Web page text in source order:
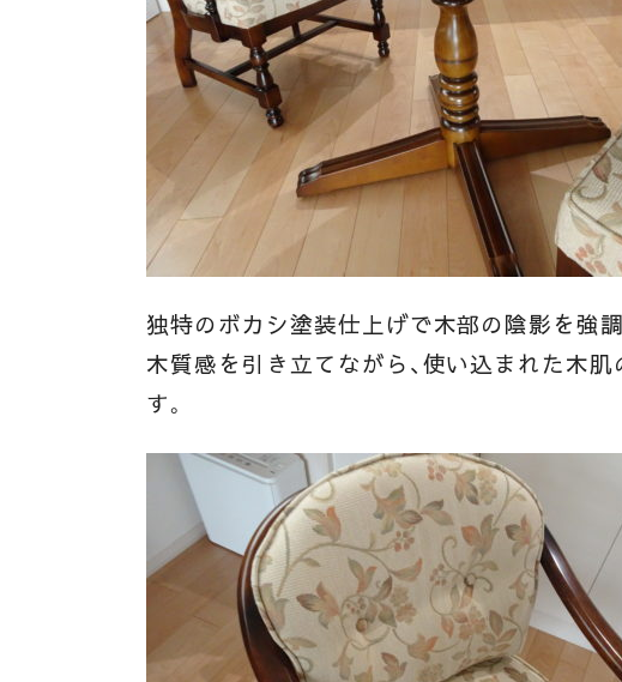
独特のボカシ塗装仕上げで木部の陰影を強調
木質感を引き立てながら、使い込まれた木
す。